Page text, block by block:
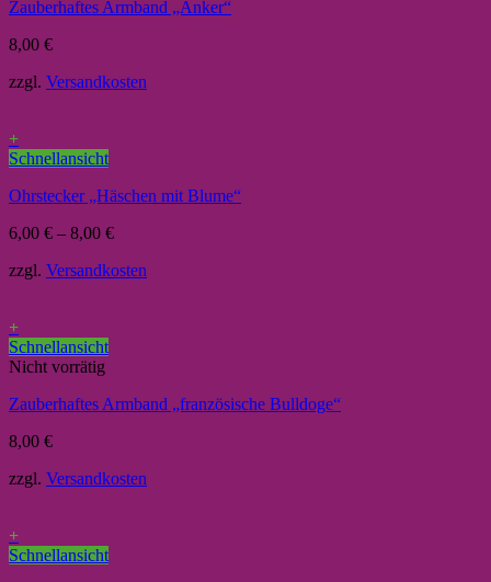
Zauberhaftes Armband „Anker“
8,00 €
zzgl. Versandkosten
+
Schnellansicht
Ohrstecker „Häschen mit Blume“
6,00 € – 8,00 €
zzgl. Versandkosten
+
Schnellansicht
Nicht vorrätig
Zauberhaftes Armband „französische Bulldoge“
8,00 €
zzgl. Versandkosten
+
Schnellansicht